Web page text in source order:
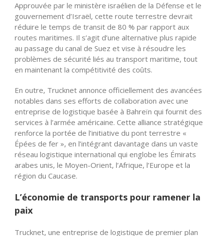
Approuvée par le ministère israélien de la Défense et le
gouvernement d’Israël, cette route terrestre devrait
réduire le temps de transit de 80 % par rapport aux
routes maritimes. Il s’agit d’une alternative plus rapide
au passage du canal de Suez et vise à résoudre les
problèmes de sécurité liés au transport maritime, tout
en maintenant la compétitivité des coûts.
En outre, Trucknet annonce officiellement des avancées
notables dans ses efforts de collaboration avec une
entreprise de logistique basée à Bahreïn qui fournit des
services à l’armée américaine. Cette alliance stratégique
renforce la portée de l’initiative du pont terrestre «
Épées de fer », en l’intégrant davantage dans un vaste
réseau logistique international qui englobe les Émirats
arabes unis, le Moyen-Orient, l’Afrique, l’Europe et la
région du Caucase.
L’économie de transports pour ramener la
paix
Trucknet, une entreprise de logistique de premier plan